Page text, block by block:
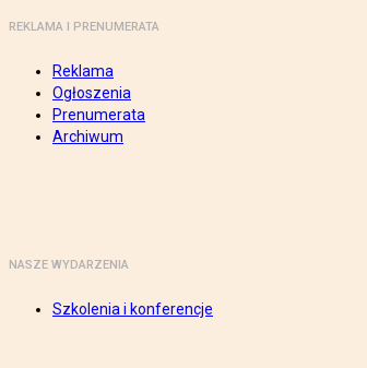
REKLAMA I PRENUMERATA
Reklama
Ogłoszenia
Prenumerata
Archiwum
NASZE WYDARZENIA
Szkolenia i konferencje